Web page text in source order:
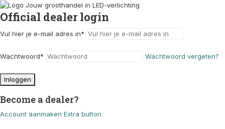
Official dealer login
Vul hier je e-mail adres in*
Wachtwoord* Wachtwoord vergeten?
Inloggen
Become a dealer?
Account aanmaken Extra button